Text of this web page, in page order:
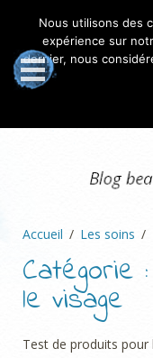
Accueil Les soins
Catégorie :
le visage
Test de produits pour
Nous utilisons des
expérience sur
dernier, nous